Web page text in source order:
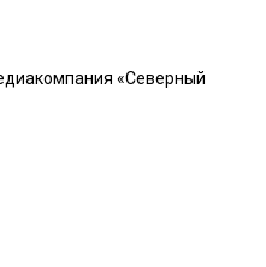
«Северный